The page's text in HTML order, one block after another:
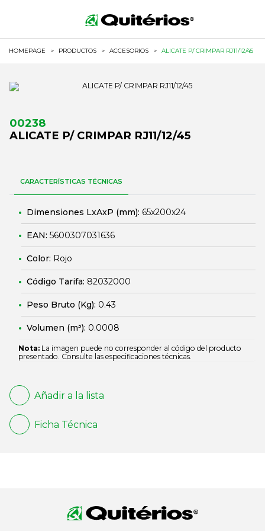
HOMEPAGE > PRODUCTOS > ACCESORIOS > ALICATE P/ CRIMPAR RJ11/12/45
00238
ALICATE P/ CRIMPAR RJ11/12/45
CARACTERÍSTICAS TÉCNICAS
Dimensiones LxAxP (mm): 65x200x24
EAN: 5600307031636
Color: Rojo
Código Tarifa: 82032000
Peso Bruto (Kg): 0.43
Volumen (m³): 0.0008
Nota: La imagen puede no corresponder al código del producto
presentado. Consulte las especificaciones técnicas.
Añadir a la lista
Ficha Técnica